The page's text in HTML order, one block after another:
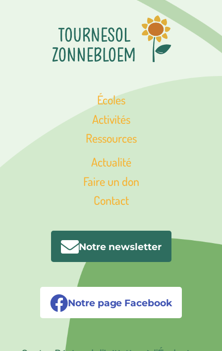
Écoles
Activités
Ressources
Actualité
Faire un don
Contact
Notre newsletter
Notre page Facebook